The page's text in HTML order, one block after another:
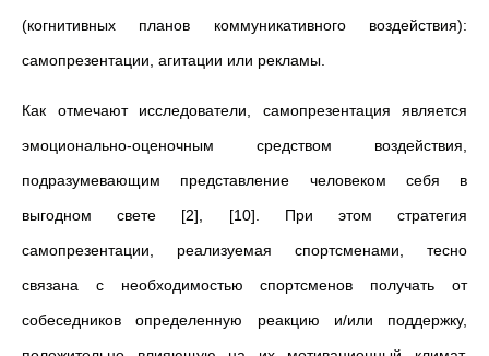
(когнитивных планов коммуникативного воздействия):
самопрезентации, агитации или рекламы.
Как отмечают исследователи, самопрезентация является
эмоционально-оценочным средством воздействия,
подразумевающим представление человеком себя в
выгодном свете [2], [10]. При этом стратегия
самопрезентации, реализуемая спортсменами, тесно
связана с необходимостью спортсменов получать от
собеседников определенную реакцию и/или поддержку,